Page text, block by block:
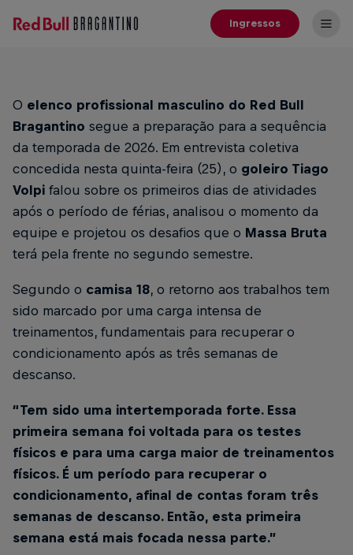
Ingressos
O elenco profissional masculino do Red Bull
Bragantino segue a preparação para a sequência
da temporada de 2026. Em entrevista coletiva
concedida nesta quinta-feira (25), o goleiro Tiago
Volpi falou sobre os primeiros dias de atividades
após o período de férias, analisou o momento da
equipe e projetou os desafios que o Massa Bruta
terá pela frente no segundo semestre.
Segundo o camisa 18, o retorno aos trabalhos tem
sido marcado por uma carga intensa de
treinamentos, fundamentais para recuperar o
condicionamento após as três semanas de
descanso.
“Tem sido uma intertemporada forte. Essa
primeira semana foi voltada para os testes
físicos e para uma carga maior de treinamentos
físicos. É um período para recuperar o
condicionamento, afinal de contas foram três
semanas de descanso. Então, esta primeira
semana está mais focada nessa parte.”